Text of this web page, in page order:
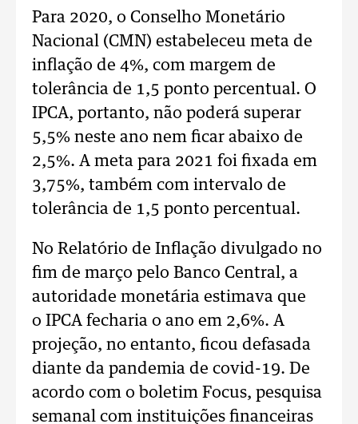
Para 2020, o Conselho Monetário
Nacional (CMN) estabeleceu meta de
inflação de 4%, com margem de
tolerância de 1,5 ponto percentual. O
IPCA, portanto, não poderá superar
5,5% neste ano nem ficar abaixo de
2,5%. A meta para 2021 foi fixada em
3,75%, também com intervalo de
tolerância de 1,5 ponto percentual.
No Relatório de Inflação divulgado no
fim de março pelo Banco Central, a
autoridade monetária estimava que
o IPCA fecharia o ano em 2,6%. A
projeção, no entanto, ficou defasada
diante da pandemia de covid-19. De
acordo com o boletim Focus, pesquisa
semanal com instituições financeiras